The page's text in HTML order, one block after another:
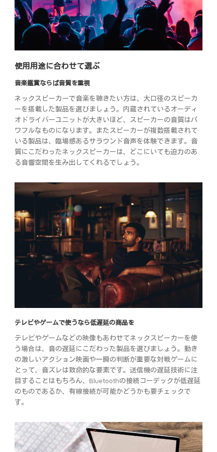
使用用途に合わせて選ぶ
音楽鑑賞ならば音質を重視
ネックスピーカーで音楽を聴きたい方は、大口径のスピーカ
ーを搭載した製品を選びましょう。内蔵されているオーディ
オドライバーユニットが大きいほど、スピーカーの音質はパ
ワフルなものになります。またスピーカーが複数搭載されて
いる製品は、臨場感あるサラウンド音声を体験できます。音
質にこだわったネックスピーカーは、どこにいても迫力のあ
る音響空間を生み出してくれるでしょう。
テレビやゲームで使うなら低遅延の商品を
テレビやゲームなどの映像もあわせてネックスピーカーを使
う場合は、音の遅延にこだわった製品を選びましょう。動き
の激しいアクション映画や一瞬の判断が重要な対戦ゲームに
とって、音ズレは致命的な要素です。送信機の遅延技術に注
目することはもちろん、Bluetoothの接続コーデックが低遅延
のものであるか、有線接続が可能かどうかも要チェックで
す。